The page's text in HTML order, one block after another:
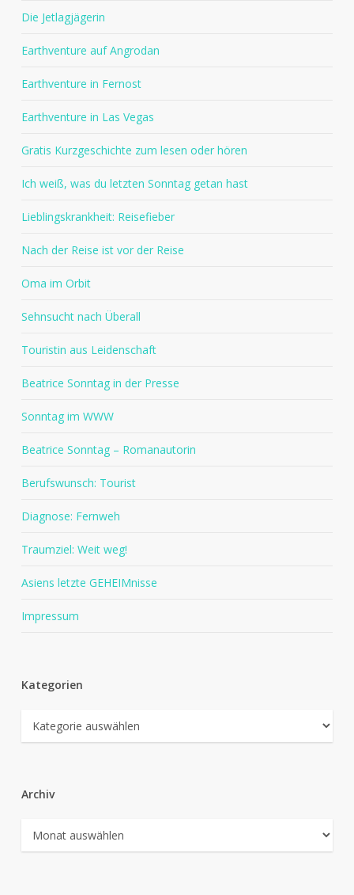
Die Jetlagjägerin
Earthventure auf Angrodan
Earthventure in Fernost
Earthventure in Las Vegas
Gratis Kurzgeschichte zum lesen oder hören
Ich weiß, was du letzten Sonntag getan hast
Lieblingskrankheit: Reisefieber
Nach der Reise ist vor der Reise
Oma im Orbit
Sehnsucht nach Überall
Touristin aus Leidenschaft
Beatrice Sonntag in der Presse
Sonntag im WWW
Beatrice Sonntag – Romanautorin
Berufswunsch: Tourist
Diagnose: Fernweh
Traumziel: Weit weg!
Asiens letzte GEHEIMnisse
Impressum
Kategorien
Kategorien
Archiv
Archiv